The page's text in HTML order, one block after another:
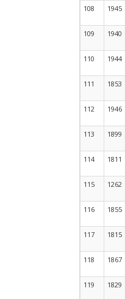
108 1945
109 1940
110 1944
111 1853
112 1946
113
1899
114 1811
115
1262
116
1855
117 1815
118
1867
119 1829